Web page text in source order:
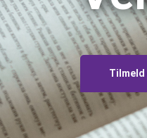
Tilmeld